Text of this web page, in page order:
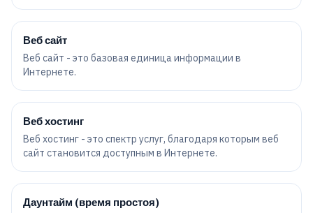
Веб сайт
Веб сайт - это базовая единица информации в
Интернете.
Веб хостинг
Веб хостинг - это спектр услуг, благодаря которым веб
сайт становится доступным в Интернете.
Даунтайм (время простоя)